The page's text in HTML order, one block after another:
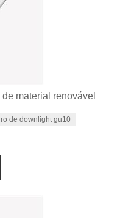
material renovável
de downlight gu10